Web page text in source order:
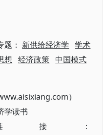
： 新供给经济学
学术
想
经济政策 中国模式
）
学读书
接：